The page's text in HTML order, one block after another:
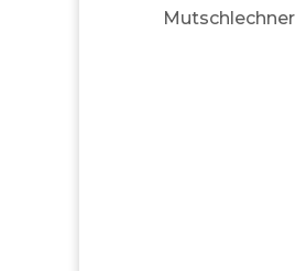
Mutschlechner